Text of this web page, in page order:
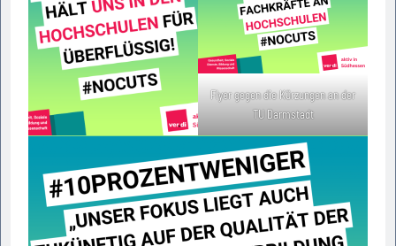
Flyer gegen die Kürzungen an der
TU Darmstadt